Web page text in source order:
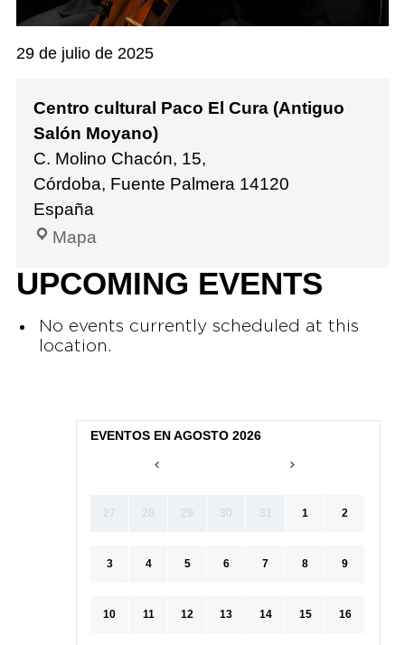
29 de julio de 2025
Centro cultural Paco El Cura (Antiguo
Salón Moyano)
C. Molino Chacón, 15,
Córdoba, Fuente Palmera 14120
España
Mapa
UPCOMING EVENTS
No events currently scheduled at this
location.
EVENTOS EN AGOSTO 2026
27 28 29 30 31 1 2
3 4 5 6 7 8 9
10 11 12 13 14 15 16